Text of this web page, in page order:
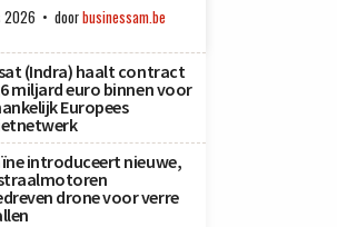
2026 doorbusinessam.be
(Indra) haalt contract
miljard euro binnen voor
Europees
introduceert nieuwe,
drone voor verre